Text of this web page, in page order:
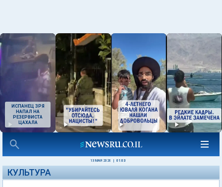
ИСПАНЕЦ ЗРЯ
НАПАЛ НА
РЕЗЕРВИСТА
ЦАХАЛА
13 МАЯ 2026 01:03
КУЛЬТУРА